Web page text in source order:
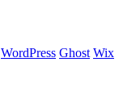
WordPress Ghost Wix